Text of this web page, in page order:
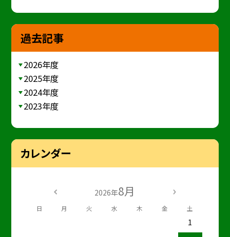
過去記事
2026年度
2025年度
2024年度
2023年度
カレンダー
2026年8月
日 月 火 水 木 金 土
1